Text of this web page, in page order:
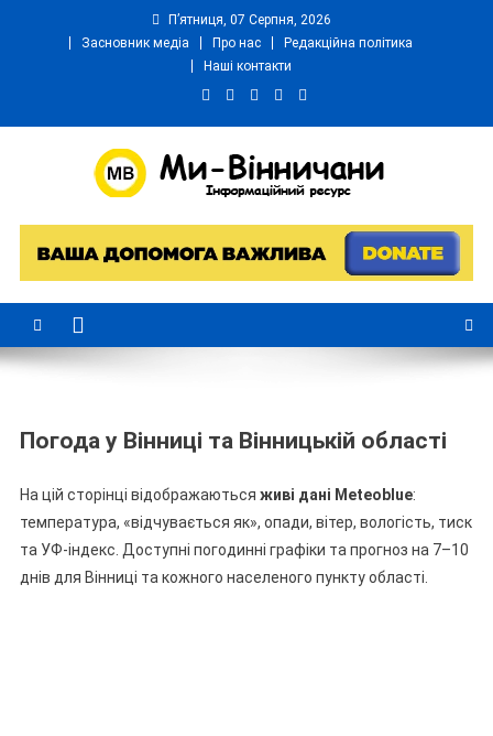
П’ятниця, 07 Серпня, 2026
Засновник медіа
Про нас
Редакційна політика
Наші контакти
Ми Вінничани
Погода у Вінниці та Вінницькій області
На цій сторінці відображаються живі дані Meteoblue:
температура, «відчувається як», опади, вітер, вологість, тиск
та УФ-індекс. Доступні погодинні графіки та прогноз на 7–10
днів для Вінниці та кожного населеного пункту області.